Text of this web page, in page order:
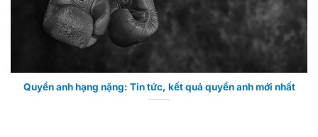
Quyền anh hạng nặng: Tin tức, kết quả quyền anh mới nhất